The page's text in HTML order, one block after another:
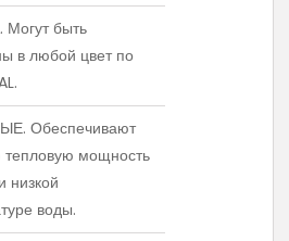
Могут быть
в любой цвет по
Обеспечивают
тепловую мощность
низкой
воды.